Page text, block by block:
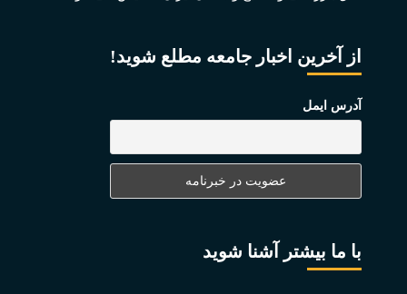
از آخرین اخبار جامعه مطلع شوید!
آدرس ایمل
با ما بیشتر آشنا شوید